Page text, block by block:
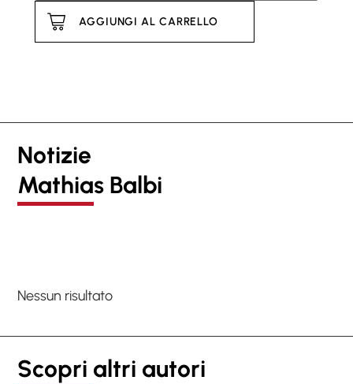
AGGIUNGI AL CARRELLO
Notizie
Mathias Balbi
Nessun risultato
Scopri altri autori